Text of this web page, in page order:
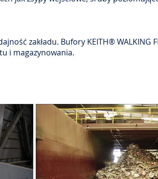
zakładu. Bufory KEITH® WALKING
i magazynowania.